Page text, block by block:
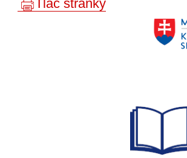
Tlač stránky